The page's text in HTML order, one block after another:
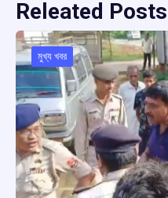
Releated Posts
মুখ্য খবর